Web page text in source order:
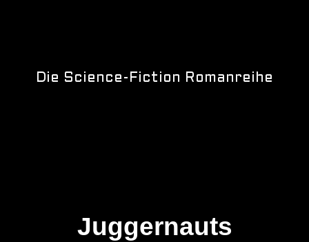
Die Science-Fiction Romanreihe
Juggernauts